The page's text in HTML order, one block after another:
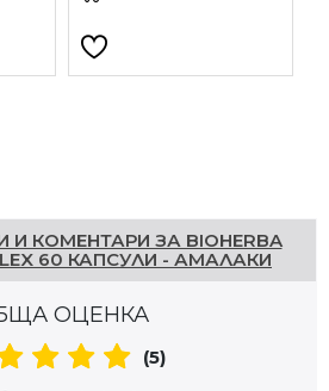
КОМЕНТАРИ ЗА BIOHERBA
60 КАПСУЛИ - АМАЛАКИ
ОЦЕНКА
(5)